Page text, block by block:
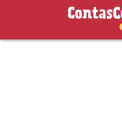
Contas Connosco